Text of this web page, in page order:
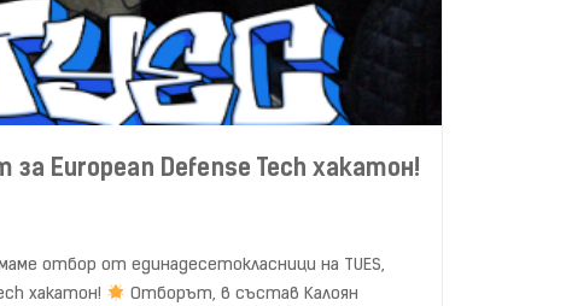
European Defense Tech хакатон!
отбор от единадесетокласници на TUES,
хакатон!
Отборът, в състав Калоян